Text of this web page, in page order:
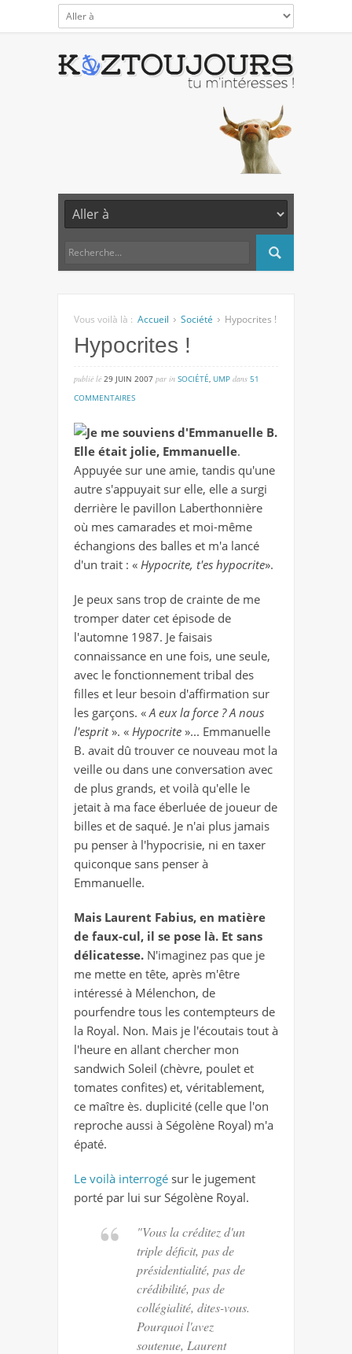
Vous voilà là : Accueil Société Hypocrites !
Hypocrites !
publié lé 29 JUIN 2007 par in SOCIÉTÉ UMP dans 51
COMMENTAIRESsur
!
Je me souviens d'Emmanuelle B.
Elle était jolie, Emmanuelle.
Appuyée sur une amie, tandis qu'une
autre s'appuyait sur elle, elle a surgi
derrière le pavillon Laberthonnière
où mes camarades et moi-même
échangions des balles et m'a lancé
d'un trait : « Hypocrite, t'es hypocrite».
Je peux sans trop de crainte de me
tromper dater cet épisode de
l'automne 1987. Je faisais
connaissance en une fois, une seule,
avec le fonctionnement tribal des
filles et leur besoin d'affirmation sur
les garçons. « A eux la force ? A nous
l'esprit». « Hypocrite »... Emmanuelle
B. avait dû trouver ce nouveau mot la
veille ou dans une conversation avec
de plus grands, et voilà qu'elle le
jetait à ma face éberluée de joueur de
billes et de saqué. Je n'ai plus jamais
pu penser à l'hypocrisie, ni en taxer
quiconque sans penser à
Emmanuelle.
Mais Laurent Fabius, en matière
de faux-cul, il se pose là. Et sans
délicatesse. N'imaginez pas que je
me mette en tête, après m'être
intéressé à Mélenchon, de
pourfendre tous les contempteurs de
la Royal. Non. Mais je l'écoutais tout à
l'heure en allant chercher mon
sandwich Soleil (chèvre, poulet et
tomates confites) et, véritablement,
ce maître ès. duplicité (celle que l'on
reproche aussi à Ségolène Royal) m'a
épaté.
Le voilà interrogé sur le jugement
porté par lui sur Ségolène Royal.
"Vous la créditez d'un
triple déficit, pas de
présidentialité, pas de
crédibilité, pas de
collégialité, dites-vous.
Pourquoi l'avez
soutenue, Laurent